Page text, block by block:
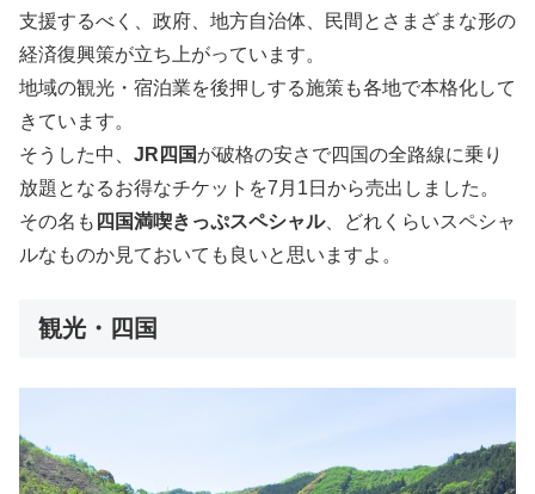
支援するべく、政府、地方自治体、民間とさまざまな形の
経済復興策が立ち上がっています。
地域の観光・宿泊業を後押しする施策も各地で本格化して
きています。
そうした中、 JR四国が破格の安さで四国の全路線に乗り
放題となるお得なチケットを7月1日から売出しました。
その名も 四国満喫きっぷスペシャル、どれくらいスペシャ
ルなものか見ておいても良いと思いますよ。
観光・四国